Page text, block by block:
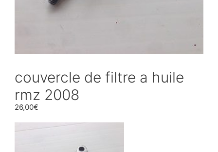
couvercle de filtre a huile
rmz 2008
26,00€